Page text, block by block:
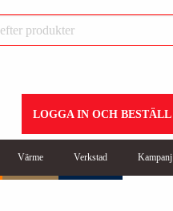
LOGGA IN OCH BESTÄLL
Värme Verkstad Kampanj